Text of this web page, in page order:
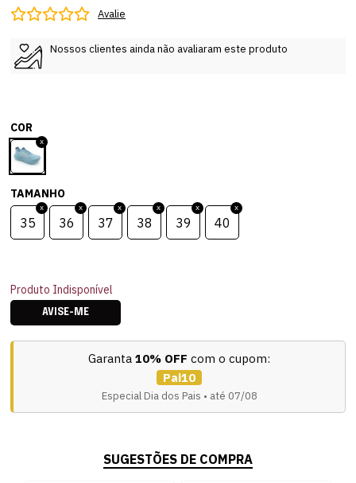
Avalie
Nossos clientes ainda não avaliaram este produto
COR
TAMANHO
35 36 37 38 39 40
Produto Indisponível
AVISE-ME
Garanta 10% OFF com o cupom:
Pai10
Especial Dia dos Pais • até 07/08
SUGESTÕES DE COMPRA